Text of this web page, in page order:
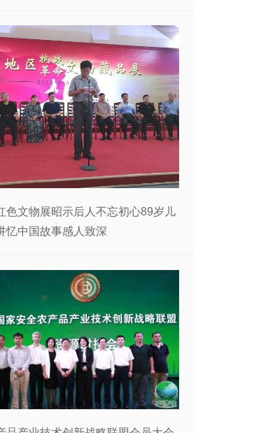
色文物展昭示后人不忘初心89岁儿
忆中国故事感人致深